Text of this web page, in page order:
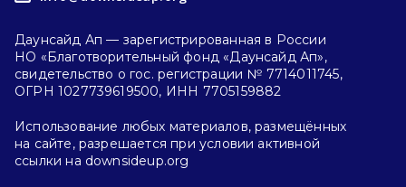
Даунсайд Ап — зарегистрированная в России
НО «Благотворительный фонд «Даунсайд Ап»,
свидетельство о гос. регистрации № 7714011745,
ОГРН 1027739619500, ИНН 7705159882
Использование любых материалов, размещённых
на сайте, разрешается при условии активной
ссылки на downsideup.org